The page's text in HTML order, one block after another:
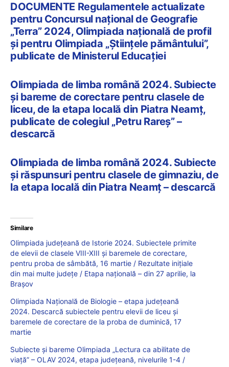
DOCUMENTE Regulamentele actualizate
pentru Concursul național de Geografie
„Terra” 2024, Olimpiada națională de profil
și pentru Olimpiada „Științele pământului”,
publicate de Ministerul Educației
Olimpiada de limba română 2024. Subiecte
și bareme de corectare pentru clasele de
liceu, de la etapa locală din Piatra Neamț,
publicate de colegiul „Petru Rareș” –
descarcă
Olimpiada de limba română 2024. Subiecte
și răspunsuri pentru clasele de gimnaziu, de
la etapa locală din Piatra Neamț – descarcă
Similare
Olimpiada județeană de Istorie 2024. Subiectele primite
de elevii de clasele VIII-XIII și baremele de corectare,
pentru proba de sâmbătă, 16 martie / Rezultate inițiale
din mai multe județe / Etapa națională – din 27 aprilie, la
Brașov
Olimpiada Națională de Biologie – etapa județeană
2024. Descarcă subiectele pentru elevii de liceu și
baremele de corectare de la proba de duminică, 17
martie
Subiecte și bareme Olimpiada „Lectura ca abilitate de
viață” – OLAV 2024, etapa județeană, nivelurile 1-4 /